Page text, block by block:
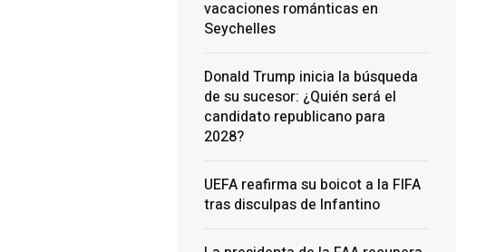
vacaciones románticas en
Seychelles
Donald Trump inicia la búsqueda
de su sucesor: ¿Quién será el
candidato republicano para
2028?
UEFA reafirma su boicot a la FIFA
tras disculpas de Infantino